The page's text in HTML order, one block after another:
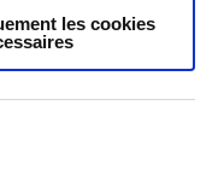
les cookies